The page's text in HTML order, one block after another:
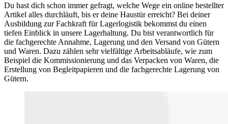
Du hast dich schon immer gefragt, welche Wege ein online bestellter
Artikel alles durchläuft, bis er deine Haustür erreicht? Bei deiner
Ausbildung zur Fachkraft für Lagerlogistik bekommst du einen
tiefen Einblick in unsere Lagerhaltung. Du bist verantwortlich für
die fachgerechte Annahme, Lagerung und den Versand von Gütern
und Waren. Dazu zählen sehr vielfältige Arbeitsabläufe, wie zum
Beispiel die Kommissionierung und das Verpacken von Waren, die
Erstellung von Begleitpapieren und die fachgerechte Lagerung von
Gütern.